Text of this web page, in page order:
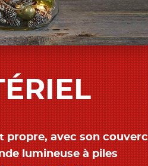
propre, avec son
lumineuse à piles